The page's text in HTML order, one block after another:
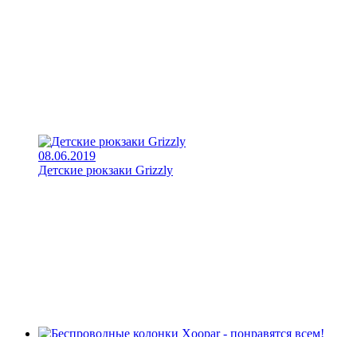
08.06.2019
Детские рюкзаки Grizzly